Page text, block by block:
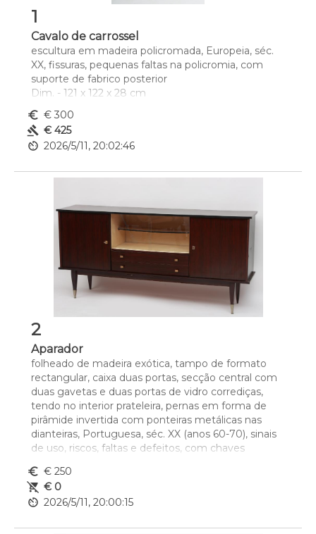
1
Cavalo de carrossel
escultura em madeira policromada, Europeia, séc.
XX, fissuras, pequenas faltas na policromia, com
suporte de fabrico posterior
Dim. - 121 x 122 x 28 cm
euro_symbol € 300
gavel € 425
av_timer 2026/5/11, 20:02:46
2
Aparador
folheado de madeira exótica, tampo de formato
rectangular, caixa duas portas, secção central com
duas gavetas e duas portas de vidro corrediças,
tendo no interior prateleira, pernas em forma de
pirâmide invertida com ponteiras metálicas nas
dianteiras, Portuguesa, séc. XX (anos 60-70), sinais
de uso, riscos, faltas e defeitos, com chaves
euro_symbol € 250
remove_shopping_cart € 0
av_timer 2026/5/11, 20:00:15